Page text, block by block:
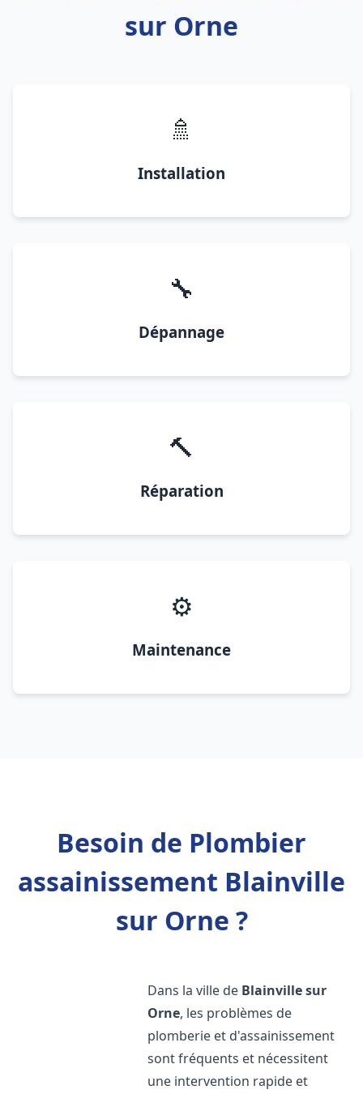
sur Orne
🚿
Installation
🔧
Dépannage
🔨
Réparation
⚙️
Maintenance
Besoin de Plombier
assainissement Blainville
sur Orne ?
Dans la ville de Blainville sur
Orne, les problèmes de
plomberie et d'assainissement
sont fréquents et nécessitent
une intervention rapide et